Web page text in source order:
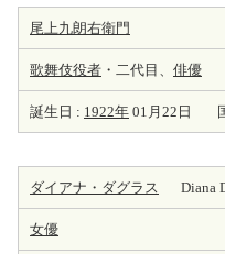
尾上九朗右衛門
歌舞伎役者 ・二代目、 俳優
誕生日 : 1922年 01月22日
ダイアナ・ダグラス Diana
女優